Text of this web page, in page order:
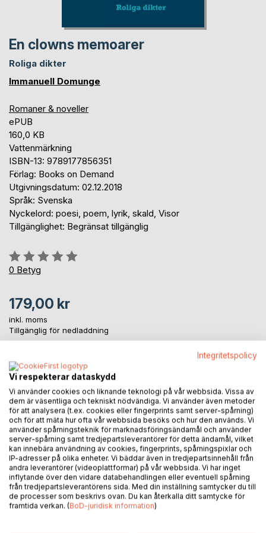
En clowns memoarer
Roliga dikter
Immanuell Domunge
Romaner & noveller
ePUB
160,0 KB
Vattenmärkning
ISBN-13: 9789177856351
Förlag: Books on Demand
Utgivningsdatum: 02.12.2018
Språk: Svenska
Nyckelord: poesi, poem, lyrik, skald, Visor
Tillgänglighet: Begränsat tillgänglig
Betyg::
0%
0 Betyg
179,00 kr
inkl. moms
Tillgänglig för nedladdning
LÄGG I KUNDVAGNEN
Lägg till i kom-ihåglista
Recensera titel
BESKRIVNING
Integritetspolicy
Vi respekterar dataskydd
Vi använder cookies och liknande teknologi på vår webbsida. Vissa av
dem är väsentliga och tekniskt nödvändiga. Vi använder även metoder
för att analysera (t.ex. cookies eller fingerprints samt server-spårning)
och för att mäta hur ofta vår webbsida besöks och hur den används. Vi
använder spårningsteknik för marknadsföringsändamål och använder
server-spårning samt tredjepartsleverantörer för detta ändamål, vilket
kan innebära användning av cookies, fingerprints, spårningspixlar och
IP-adresser på olika enheter. Vi bäddar även in tredjepartsinnehåll från
andra leverantörer (videoplattformar) på vår webbsida. Vi har inget
inflytande över den vidare databehandlingen eller eventuell spårning
från tredjepartsleverantörens sida. Med din inställning samtycker du till
de processer som beskrivs ovan. Du kan återkalla ditt samtycke för
framtida verkan. (BoD-juridisk information)